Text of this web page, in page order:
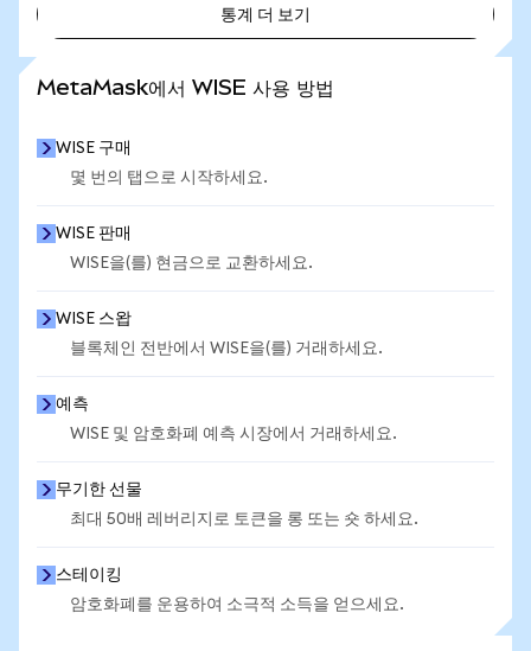
통계 더 보기
MetaMask에서 WISE 사용 방법
WISE 구매
몇 번의 탭으로 시작하세요.
WISE 판매
WISE을(를) 현금으로 교환하세요.
WISE 스왑
블록체인 전반에서 WISE을(를) 거래하세요.
예측
WISE 및 암호화폐 예측 시장에서 거래하세요.
무기한 선물
최대 50배 레버리지로 토큰을 롱 또는 숏 하세요.
스테이킹
암호화폐를 운용하여 소극적 소득을 얻으세요.